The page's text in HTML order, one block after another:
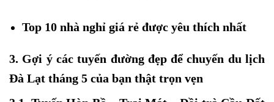
Top 10 nhà nghỉ giá rẻ được yêu thích nhất
3. Gợi ý các tuyến đường đẹp để chuyến du lịch
Đà Lạt tháng 5 của bạn thật trọn vẹn